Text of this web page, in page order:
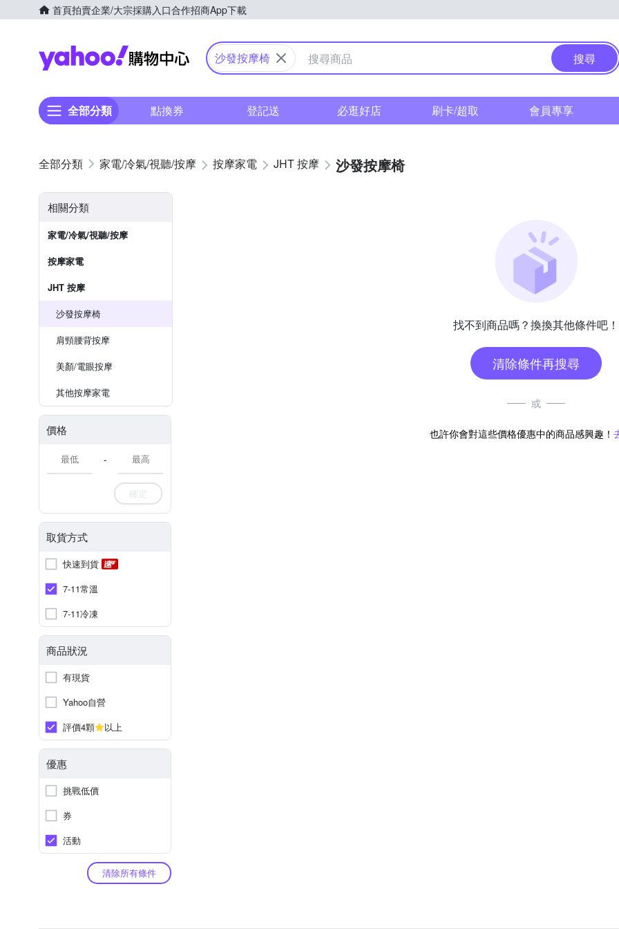
首頁拍賣企業/大宗採購入口合作招商App下載
Yahoo購物中心
沙發按摩椅 搜尋
全部分類 點換券 登記送 必逛好店 刷卡/超取 會員專享
家電/冷氣/視聽/按摩 按摩家電 JHT 按摩 沙發按摩椅
相關分類
家電/冷氣/視聽/按摩
按摩家電
JHT 按摩
沙發按摩椅
肩頸腰背按摩
美顏/電眼按摩
其他按摩家電
價格
-
確定
取貨方式
快速到貨
7-11常溫
7-11冷凍
商品狀況
有現貨
Yahoo自營
評價4顆
以上
優惠
挑戰低價
券
活動
清除所有條件
找不到商品嗎？換換其他條件吧！
清除條件再搜尋
或
也許你會對這些價格優惠中的商品感興趣！